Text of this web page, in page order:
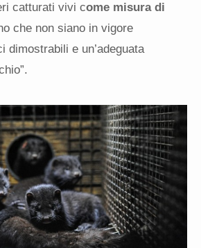
catturati vivi come misura di
che non siano in vigore
dimostrabili e un’adeguata